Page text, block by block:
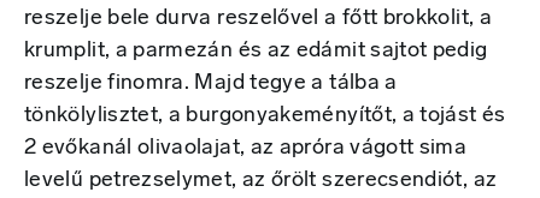
reszelje bele durva reszelővel a főtt brokkolit, a
krumplit, a parmezán és az edámit sajtot pedig
reszelje finomra. Majd tegye a tálba a
tönkölylisztet, a burgonyakeményítőt, a tojást és
2 evőkanál olivaolajat, az apróra vágott sima
levelű petrezselymet, az őrölt szerecsendiót, az